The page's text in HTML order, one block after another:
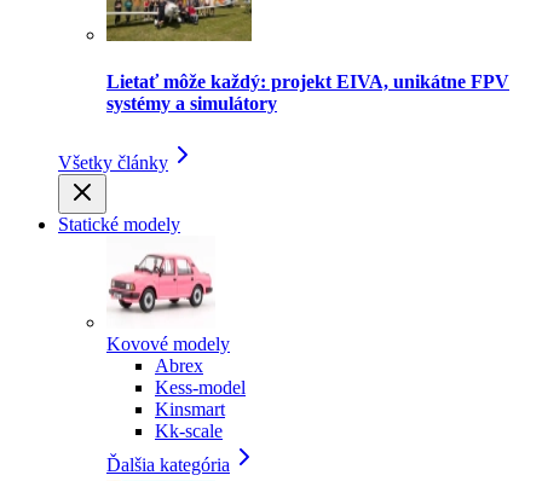
Lietať môže každý: projekt EIVA, unikátne FPV
systémy a simulátory
Všetky články
Statické modely
Kovové modely
Abrex
Kess-model
Kinsmart
Kk-scale
Ďalšia kategória